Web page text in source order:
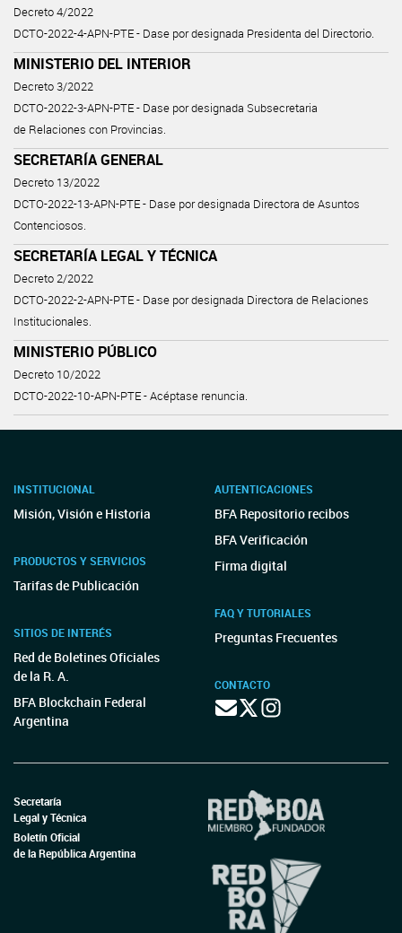
Decreto 4/2022
DCTO-2022-4-APN-PTE - Dase por designada Presidenta del Directorio.
MINISTERIO DEL INTERIOR
Decreto 3/2022
DCTO-2022-3-APN-PTE - Dase por designada Subsecretaria
de Relaciones con Provincias.
SECRETARÍA GENERAL
Decreto 13/2022
DCTO-2022-13-APN-PTE - Dase por designada Directora de Asuntos
Contenciosos.
SECRETARÍA LEGAL Y TÉCNICA
Decreto 2/2022
DCTO-2022-2-APN-PTE - Dase por designada Directora de Relaciones
Institucionales.
MINISTERIO PÚBLICO
Decreto 10/2022
DCTO-2022-10-APN-PTE - Acéptase renuncia.
INSTITUCIONAL
Misión, Visión e Historia
PRODUCTOS Y SERVICIOS
Tarifas de Publicación
SITIOS DE INTERÉS
Red de Boletines Oficiales
de la R. A.
BFA Blockchain Federal
Argentina
AUTENTICACIONES
BFA Repositorio recibos
BFA Verificación
Firma digital
FAQ Y TUTORIALES
Preguntas Frecuentes
CONTACTO
Secretaría
Legal y Técnica
Boletín Oficial
de la República Argentina